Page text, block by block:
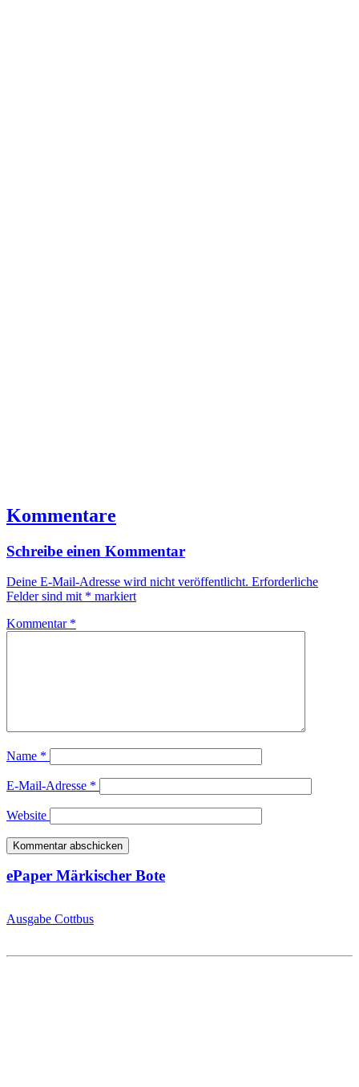
Kommentare
Schreibe einen Kommentar
Deine E-Mail-Adresse wird nicht veröffentlicht. Erforderliche
Felder sind mit * markiert
Kommentar *
Name *
E-Mail-Adresse *
Website
ePaper Märkischer Bote
Ausgabe Cottbus